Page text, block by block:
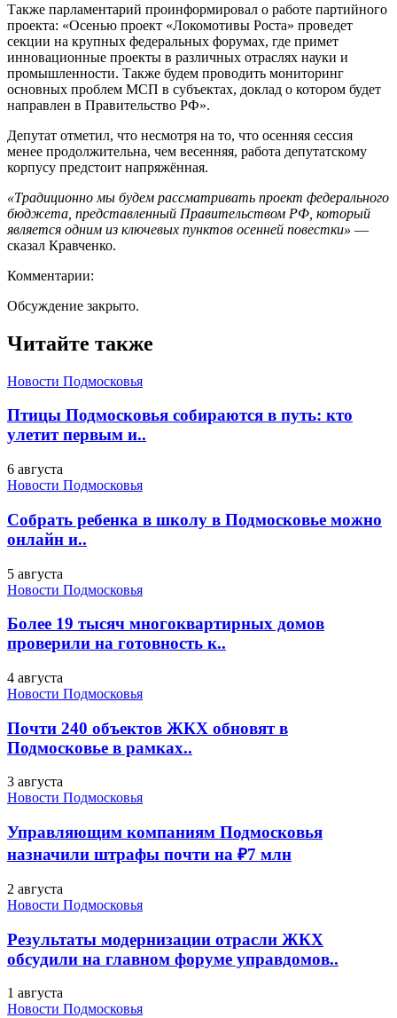
Также парламентарий проинформировал о работе партийного
проекта: «Осенью проект «Локомотивы Роста» проведет
секции на крупных федеральных форумах, где примет
инновационные проекты в различных отраслях науки и
промышленности. Также будем проводить мониторинг
основных проблем МСП в субъектах, доклад о котором будет
направлен в Правительство РФ».
Депутат отметил, что несмотря на то, что осенняя сессия
менее продолжительна, чем весенняя, работа депутатскому
корпусу предстоит напряжённая.
«Традиционно мы будем рассматривать проект федерального
бюджета, представленный Правительством РФ, который
является одним из ключевых пунктов осенней повестки» —
сказал Кравченко.
Комментарии:
Обсуждение закрыто.
Читайте также
Новости Подмосковья
Птицы Подмосковья собираются в путь: кто
улетит первым и..
6 августа
Новости Подмосковья
Собрать ребенка в школу в Подмосковье можно
онлайн и..
5 августа
Новости Подмосковья
Более 19 тысяч многоквартирных домов
проверили на готовность к..
4 августа
Новости Подмосковья
Почти 240 объектов ЖКХ обновят в
Подмосковье в рамках..
3 августа
Новости Подмосковья
Управляющим компаниям Подмосковья
назначили штрафы почти на ₽7 млн
2 августа
Новости Подмосковья
Результаты модернизации отрасли ЖКХ
обсудили на главном форуме управдомов..
1 августа
Новости Подмосковья